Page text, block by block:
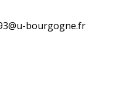
bourgogne.fr